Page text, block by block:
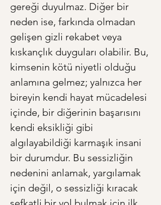
gereği duyulmaz. Diğer bir
neden ise, farkında olmadan
gelişen gizli rekabet veya
kıskançlık duyguları olabilir. Bu,
kimsenin kötü niyetli olduğu
anlamına gelmez; yalnızca her
bireyin kendi hayat mücadelesi
içinde, bir diğerinin başarısını
kendi eksikliği gibi
algılayabildiği karmaşık insani
bir durumdur. Bu sessizliğin
nedenini anlamak, yargılamak
için değil, o sessizliği kıracak